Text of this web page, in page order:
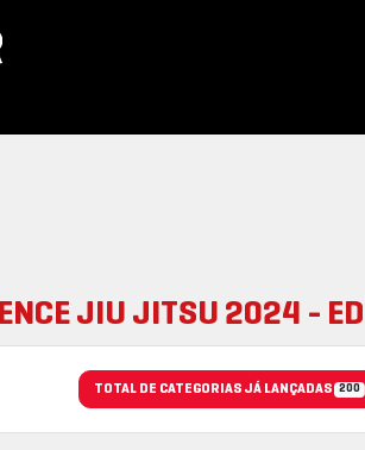
JIU JITSU 2024 -
TOTAL DE CATEGORIAS JÁ LANÇADAS 200